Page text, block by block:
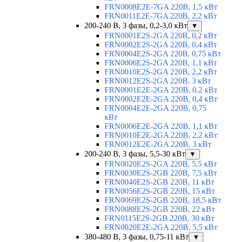
FRN0008E2E-7GA 220В, 1,5 кВт
FRN0011E2E-7GA 220В, 2,2 кВт
200-240 В, 3 фазы, 0,2-3,0 кВт
▼
FRN0001E2S-2GA 220В, 0,2 кВт
FRN0002E2S-2GA 220В, 0,4 кВт
FRN0004E2S-2GA 220В, 0,75 кВт
FRN0006E2S-2GA 220В, 1,1 кВт
FRN0010E2S-2GA 220В, 2,2 кВт
FRN0012E2S-2GA 220В, 3 кВт
FRN0001E2E-2GA 220В, 0,2 кВт
FRN0002E2E-2GA 220В, 0,4 кВт
FRN0004E2E-2GA 220В, 0,75
кВт
FRN0006E2E-2GA 220В, 1,1 кВт
FRN0010E2E-2GA 220В, 2,2 кВт
FRN0012E2E-2GA 220В, 3 кВт
200-240 В, 3 фазы, 5,5-30 кВт
▼
FRN0020E2S-2GA 220В, 5,5 кВт
FRN0030E2S-2GB 220В, 7,5 кВт
FRN0040E2S-2GB 220В, 11 кВт
FRN0056E2S-2GB 220В, 15 кВт
FRN0069E2S-2GB 220В, 18,5 кВт
FRN0088E2S-2GB 220В, 22 кВт
FRN0115E2S-2GB 220В, 30 кВт
FRN0020E2E-2GA 220В, 5,5 кВт
380-480 В, 3 фазы, 0,75-11 кВт
▼